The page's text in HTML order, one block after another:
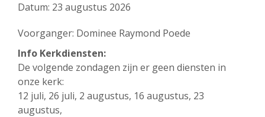
Datum: 23 augustus 2026
Voorganger: Dominee Raymond Poede
Info Kerkdiensten:
De volgende zondagen zijn er geen diensten in
onze kerk:
12 juli, 26 juli, 2 augustus, 16 augustus, 23
augustus,